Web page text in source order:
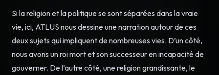
Si la religion et la politique se sont séparées dans la vraie
vie, ici, ATLUS nous dessine une narration autour de ces
deux sujets qui impliquent de nombreuses vies. D’un côté,
nous avons un roi mort et son successeur en incapacité de
gouverner. De l’autre côté, une religion grandissante, le